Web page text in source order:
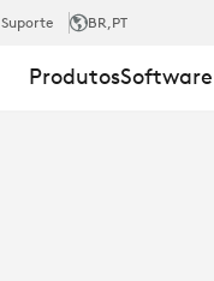
Suporte BR,PT
Produtos